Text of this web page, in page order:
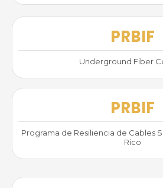
PRBIF
Underground Fiber
PRBIF
Programa de Resiliencia de Cables
Rico